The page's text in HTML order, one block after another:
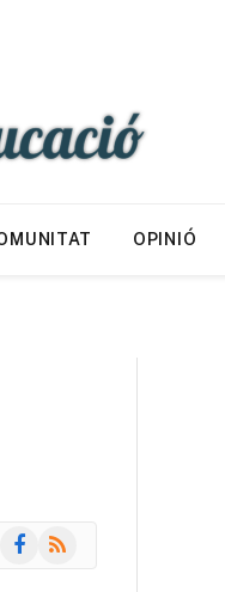
OPINIÓ
Facebook
RSS